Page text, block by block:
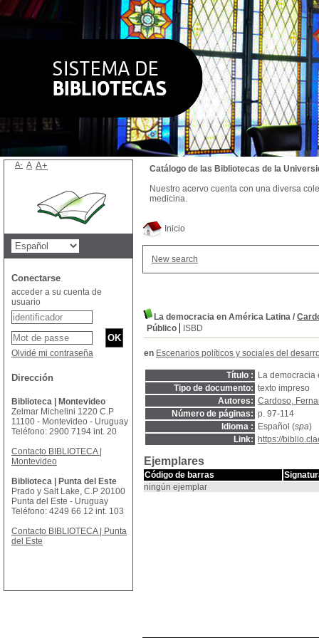
Inicio
New search
La democracia en América Latina /
Público
ISBD
en Escenarios políticos y sociales del
Título :
La democracia
Tipo de documento: texto impreso
Autores: Cardoso,
Número de páginas: p. 97-114
Idioma :
Español (spa)
Link:
https://
Ejemplares
Código de barras
ningún ejemplar
Catálogo de las Bibliotecas de la
Nuestro acervo cuenta con una diversa
medicina.
A- A A+
Conectarse
acceder a su cuenta de
usuario
Olvidé mi contraseña
Dirección
Biblioteca | Montevideo
Zelmar Michelini 1220 C.P
11100 - Montevideo - Uruguay
Teléfono: 2900 7194 int. 20
Contacto BIBLIOTECA |
Montevideo
Biblioteca | Punta del Este
Prado y Salt Lake, C.P 20100
Punta del Este - Uruguay
Teléfono: 4249 66 12 int. 103
Contacto BIBLIOTECA | Punta
del Este